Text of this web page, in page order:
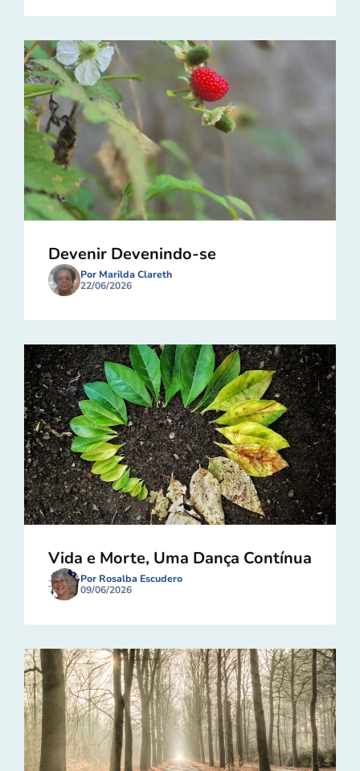
Devenir Devenindo-se
Por Marilda Clareth
22/06/2026
Vida e Morte, Uma Dança Contínua
Por Rosalba Escudero
09/06/2026